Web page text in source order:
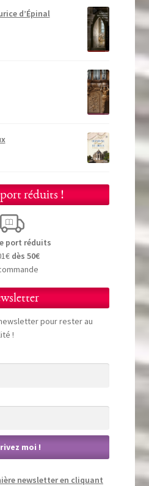
d’Épinal
port réduits !
port réduits
dès 50€
pour rester au
!
newsletter en cliquant